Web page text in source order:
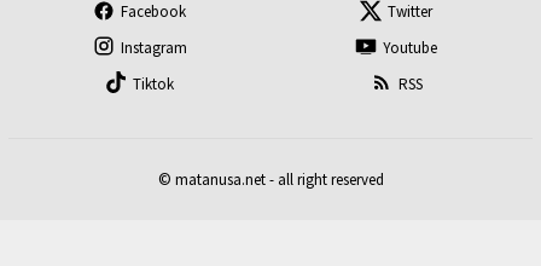
Facebook
Twitter
Instagram
Youtube
Tiktok
RSS
© matanusa.net - all right reserved